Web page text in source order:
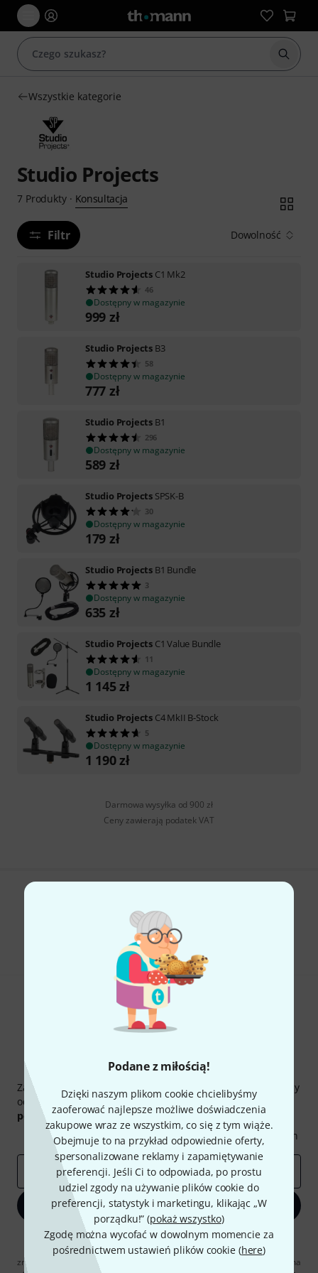
Podane z miłością!
Dzięki naszym plikom cookie chcielibyśmy
zaoferować najlepsze możliwe doświadczenia
zakupowe wraz ze wszystkim, co się z tym wiąże.
Obejmuje to na przykład odpowiednie oferty,
spersonalizowane reklamy i zapamiętywanie
preferencji. Jeśli Ci to odpowiada, po prostu
udziel zgody na używanie plików cookie do
preferencji, statystyk i marketingu, klikając „W
porządku!” (pokaż wszystko)
Zgodę można wycofać w dowolnym momencie za
pośrednictwem ustawień plików cookie (here)
Wszystkie kategorie
Studio Projects
7 Produkty· Konsultacja
Filtr Dowolność
Studio Projects C1 Mk2
46
Dostępny w magazynie
999 zł
Studio Projects B3
58
Dostępny w magazynie
777 zł
Studio Projects B1
296
Dostępny w magazynie
589 zł
Studio Projects SPSK-B
30
Dostępny w magazynie
179 zł
Studio Projects B1 Bundle
3
Dostępny w magazynie
635 zł
Studio Projects C1 Value Bundle
11
Dostępny w magazynie
1 145zł
Studio Projects C4 MkII B-Stock
5
Dostępny w magazynie
1 190zł
Darmowa wysyłka od 900 zł
Ceny zawierają podatek VAT
Udostępnij Pomoc i opinie
Thomann Newsletter
Zapisz się do Thomann Newsletter w języku polskim, a przy
odrobinie szczęścia możesz wygrać jeden z50 bonów
podarunkowychwarty50 €!
Inspirujące treści
Oferty Spostrzeżenia Thomann
E-mail*
Zapisz się teraz
Klikając na „Zapisz się teraz”, wyrażasz zgodę na otrzymywanie
materialów reklamowych przesyłanych drogą elektroniczną. Możesz
zrezygnować z subskrypcji w dowolnym momencie. Więcej informacji na